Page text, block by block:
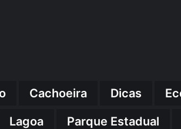
Cachoeira Dicas
Lagoa Parque Estadual